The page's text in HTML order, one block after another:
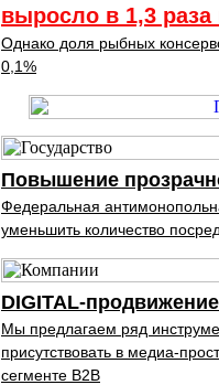
выросло в 1,3 раза
Однако доля рыбных
0,1%
Повышение
Федеральная
уменьшить количество
DIGITAL-
Мы предлагаем ряд
присутствовать в медиа-
сегменте B2B